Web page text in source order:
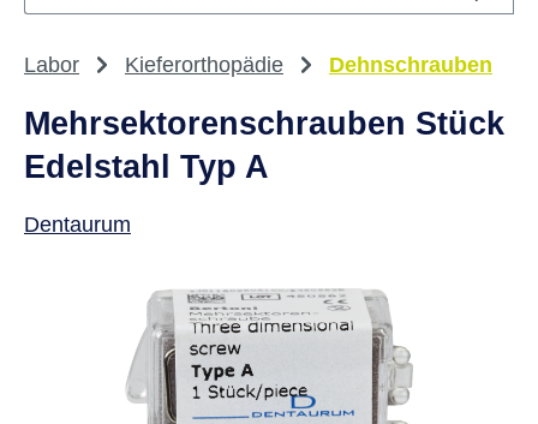
Labor Kieferorthopädie Dehnschrauben
Mehrsektorenschrauben Stück
Edelstahl Typ A
Dentaurum